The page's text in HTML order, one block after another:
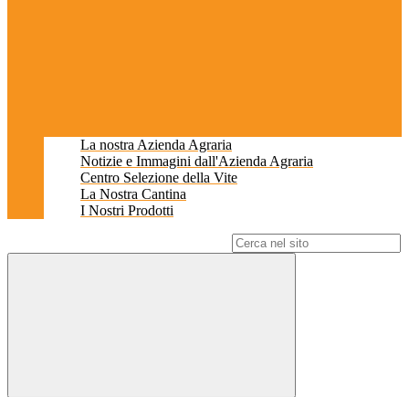
La nostra Azienda Agraria
Notizie e Immagini dall'Azienda Agraria
Centro Selezione della Vite
La Nostra Cantina
I Nostri Prodotti